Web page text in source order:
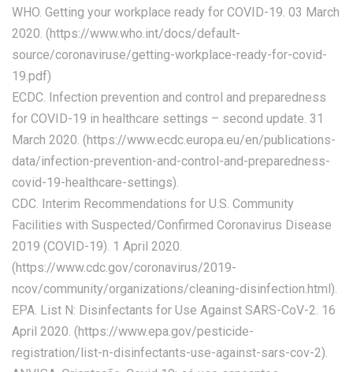
WHO. Getting your workplace ready for COVID-19. 03 March
2020. (https://www.who.int/docs/default-
source/coronaviruse/getting-workplace-ready-for-covid-
19.pdf)
ECDC. Infection prevention and control and preparedness
for COVID-19 in healthcare settings – second update. 31
March 2020. (https://www.ecdc.europa.eu/en/publications-
data/infection-prevention-and-control-and-preparedness-
covid-19-healthcare-settings).
CDC. Interim Recommendations for U.S. Community
Facilities with Suspected/Confirmed Coronavirus Disease
2019 (COVID-19). 1 April 2020.
(https://www.cdc.gov/coronavirus/2019-
ncov/community/organizations/cleaning-disinfection.html).
EPA. List N: Disinfectants for Use Against SARS-CoV-2. 16
April 2020. (https://www.epa.gov/pesticide-
registration/list-n-disinfectants-use-against-sars-cov-2).